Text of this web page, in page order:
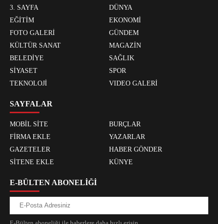
3. SAYFA
DÜNYA
EĞİTİM
EKONOMİ
FOTO GALERİ
GÜNDEM
KÜLTÜR SANAT
MAGAZİN
BELEDİYE
SAĞLIK
SİYASET
SPOR
TEKNOLOJİ
VIDEO GALERİ
SAYFALAR
MOBİL SİTE
BURÇLAR
FİRMA EKLE
YAZARLAR
GAZETELER
HABER GÖNDER
SİTENE EKLE
KÜNYE
E-BÜLTEN ABONELİĞİ